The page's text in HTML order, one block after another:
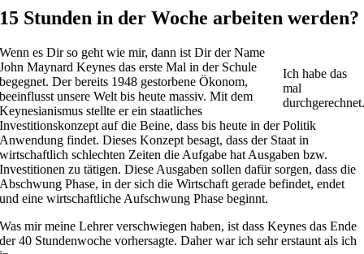
15 Stunden in der Woche arbeiten werden?
Ich habe das
mal
durchgerechnet.
Wenn es Dir so geht wie mir, dann ist Dir der Name
John Maynard Keynes das erste Mal in der Schule
begegnet. Der bereits 1948 gestorbene Ökonom,
beeinflusst unsere Welt bis heute massiv. Mit dem
Keynesianismus stellte er ein staatliches
Investitionskonzept auf die Beine, dass bis heute in der Politik
Anwendung findet. Dieses Konzept besagt, dass der Staat in
wirtschaftlich schlechten Zeiten die Aufgabe hat Ausgaben bzw.
Investitionen zu tätigen. Diese Ausgaben sollen dafür sorgen, dass die
Abschwung Phase, in der sich die Wirtschaft gerade befindet, endet
und eine wirtschaftliche Aufschwung Phase beginnt.
Was mir meine Lehrer verschwiegen haben, ist dass Keynes das Ende
der 40 Stundenwoche vorhersagte. Daher war ich sehr erstaunt als ich